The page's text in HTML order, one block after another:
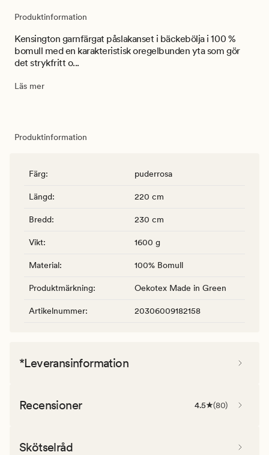
Produktinformation
Kensington garnfärgat påslakanset i bäckebölja i 100 %
bomull med en karakteristisk oregelbunden yta som gör
det strykfritt o...
Läs mer
Produktinformation
Färg: puderrosa
Längd: 220 cm
Bredd: 230 cm
Vikt: 1600 g
Material: 100% Bomull
Produktmärkning: Oekotex Made in Green
Artikelnummer: 20306009182158
*Leveransinformation
Recensioner 4.5 (80)
Skötselråd